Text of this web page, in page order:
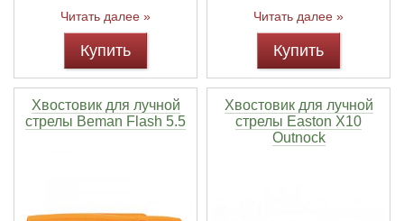
Читать далее »
Купить
Читать далее »
Купить
Хвостовик для лучной
стрелы Beman Flash 5.5
Хвостовик для лучной
стрелы Easton X10
Outnock